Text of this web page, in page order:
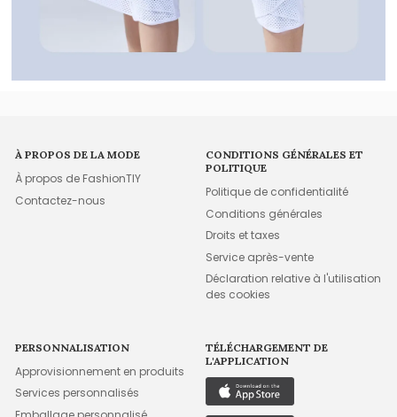
À PROPOS DE LA MODE
À propos de FashionTIY
Contactez-nous
CONDITIONS GÉNÉRALES ET
POLITIQUE
Politique de confidentialité
Conditions générales
Droits et taxes
Service après-vente
Déclaration relative à l'utilisation
des cookies
PERSONNALISATION
Approvisionnement en produits
Services personnalisés
TÉLÉCHARGEMENT DE
L'APPLICATION